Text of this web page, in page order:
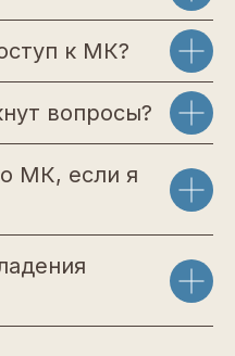
к МК?
вопросы?
МК, если я